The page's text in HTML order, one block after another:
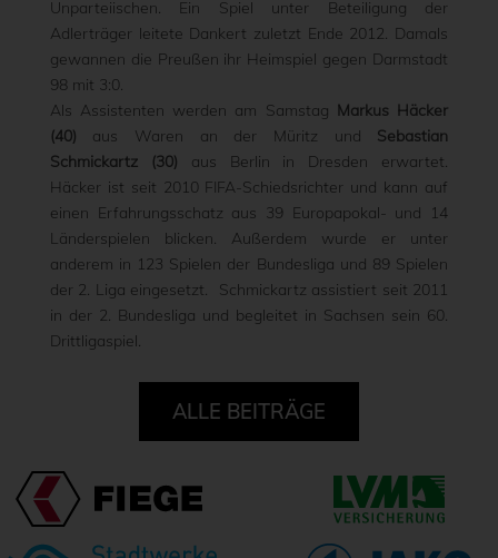
Unparteiischen. Ein Spiel unter Beteiligung der
Adlerträger leitete Dankert zuletzt Ende 2012. Damals
gewannen die Preußen ihr Heimspiel gegen Darmstadt
98 mit 3:0.
Als Assistenten werden am Samstag Markus Häcker
(40) aus Waren an der Müritz und Sebastian
Schmickartz (30) aus Berlin in Dresden erwartet.
Häcker ist seit 2010 FIFA-Schiedsrichter und kann auf
einen Erfahrungsschatz aus 39 Europapokal- und 14
Länderspielen blicken. Außerdem wurde er unter
anderem in 123 Spielen der Bundesliga und 89 Spielen
der 2. Liga eingesetzt. Schmickartz assistiert seit 2011
in der 2. Bundesliga und begleitet in Sachsen sein 60.
Drittligaspiel.
ALLE BEITRÄGE